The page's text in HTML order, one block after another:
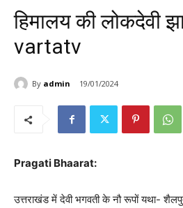
हिमालय की लोकदेवी
vartatv
By admin 19/01/2024
Pragati Bhaarat:
उत्तराखंड में देवी भगवती के नौ रूपों यथा-